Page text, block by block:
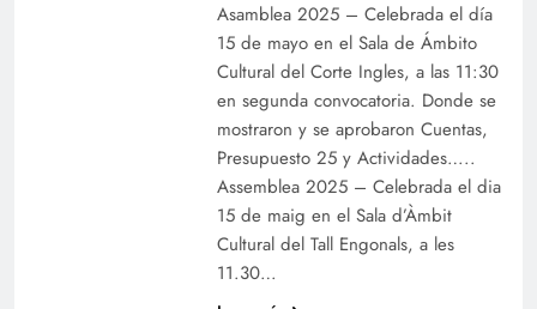
Asamblea 2025 – Celebrada el día
15 de mayo en el Sala de Ámbito
Cultural del Corte Ingles, a las 11:30
en segunda convocatoria. Donde se
mostraron y se aprobaron Cuentas,
Presupuesto 25 y Actividades…..
Assemblea 2025 – Celebrada el dia
15 de maig en el Sala d’Àmbit
Cultural del Tall Engonals, a les
11.30…